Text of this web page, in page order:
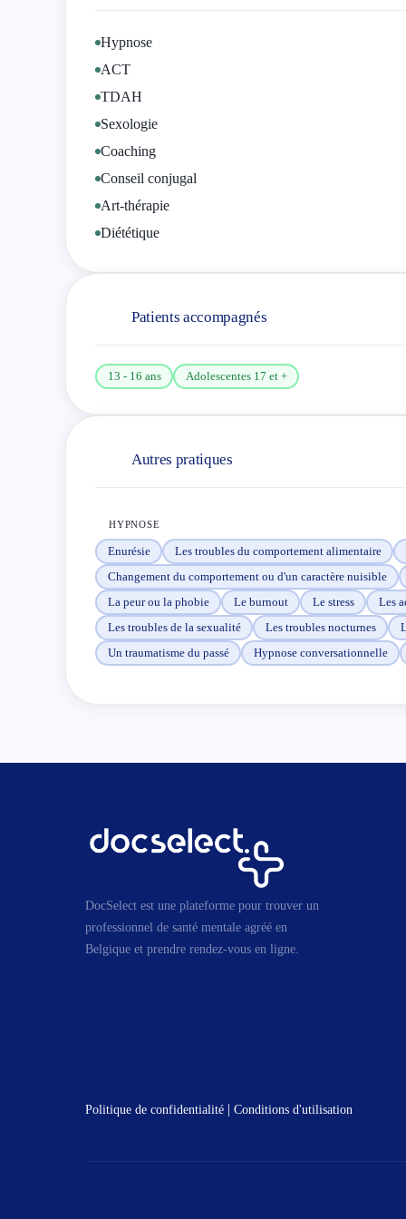
Hypnose
ACT
TDAH
Sexologie
Coaching
Conseil conjugal
Art-thérapie
Diététique
Patients accompagnés
13 - 16 ans Adolescentes 17 et +
Autres pratiques
HYPNOSE
Enurésie Les troubles du comportement alimentaire
Changement du comportement ou d'un caractère nuisible
La peur ou la phobie
Le burnout Le stress Les
Les troubles de la sexualité
Les troubles nocturnes
Un traumatisme du passé
Hypnose conversationnelle
DocSelect est une plateforme pour trouver un
professionnel de santé mentale agréé en
Belgique et prendre rendez-vous en ligne.
Politique de confidentialité |Conditions d'utilisation